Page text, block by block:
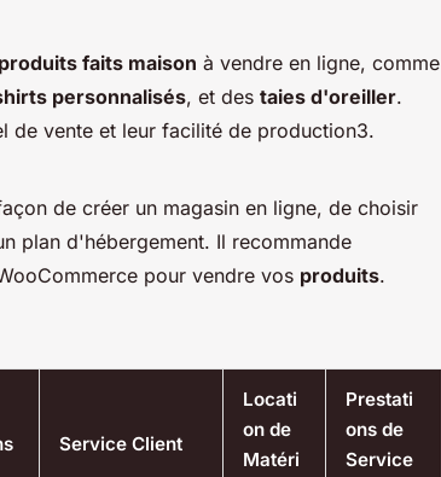
produits faits maison à vendre en ligne, comme
personnalisés, et des taies d'oreiller.
de vente et leur facilité de production3.
de créer un magasin en ligne, de choisir
plan d'hébergement. Il recommande
pour vendre vos produits.
Service Client
Locati
on de
Matéri
Prestati
ons de
Service